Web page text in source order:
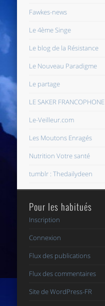
Fawkes-news
Le 4ème Singe
Le blog de la Résistance
Le Nouveau Paradigme
Le partage
LE SAKER FRANCOPHONE
Le-Veilleur.com
Les Moutons Enragés
Nutrition Votre santé
tumblr : Thedailydeen
Pour les habitués
Inscription
Connexion
Flux des publications
Flux des commentaires
Site de WordPress-FR